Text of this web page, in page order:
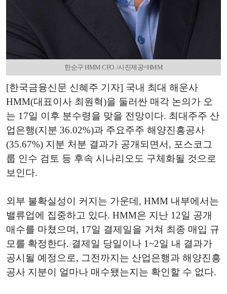
한순구 HMM CFO. /사진제공=HMM
[한국금융신문 신혜주 기자] 국내 최대 해운사
HMM(대표이사 최원혁)을 둘러싼 매각 논의가 오
는 17일 이후 분수령을 맞을 전망이다. 최대주주 산
업은행(지분 36.02%)과 주요주주 해양진흥공사
(35.67%) 지분 처분 결과가 공개되면서, 포스코그
룹 인수 검토 등 후속 시나리오도 구체화될 것으로
보인다.
외부 불확실성이 커지는 가운데, HMM 내부에서는
밸류업에 집중하고 있다. HMM은 지난 12일 공개
매수를 마쳤으며, 17일 결제일을 거쳐 최종 매입 규
모를 확정한다. 결제일 당일이나 1~2일 내 결과가
공시될 예정으로, 그전까지는 산업은행과 해양진흥
공사 지분이 얼마나 매수됐는지는 확인할 수 없다.